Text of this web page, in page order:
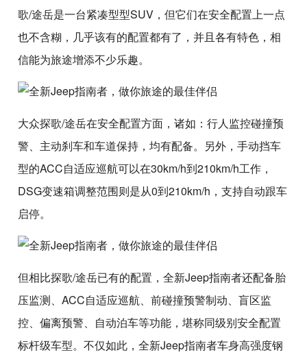
歌/途岳是一台紧凑型型SUV，但它们在安全配置上一点
也不含糊，几乎该有的配置都有了，并且各有特色，相
信能为旅途增添不少乐趣。
大众探歌/途岳在安全配置方面，诸如：行人监控碰撞预
警、主动刹车和车道保持，均有配备。另外，手动挡车
型的ACC自适应巡航可以在30km/h到210km/h工作，
DSG变速箱调整范围则是从0到210km/h，支持自动跟车
启停。
但相比探歌/途岳已有的配置，全新Jeep指南者还配备胎
压监测、ACC自适应巡航、前碰撞预警制动、盲区监
控、偏离预警、自动泊车等功能，堪称同级别安全配置
标杆级车型。不仅如此，全新Jeep指南者车身高强度钢